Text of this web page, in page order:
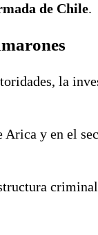
de Chile.
la
y en el